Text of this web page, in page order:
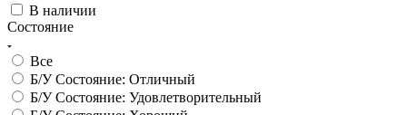
В наличии
Состояние
Все
Б/У Состояние: Отличный
Б/У Состояние: Удовлетворительный